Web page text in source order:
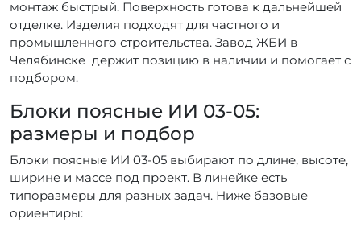
монтаж быстрый. Поверхность готова к дальнейшей
отделке. Изделия подходят для частного и
промышленного строительства. Завод ЖБИ в
Челябинске держит позицию в наличии и помогает с
подбором.
Блоки поясные ИИ 03-05:
размеры и подбор
Блоки поясные ИИ 03-05 выбирают по длине, высоте,
ширине и массе под проект. В линейке есть
типоразмеры для разных задач. Ниже базовые
ориентиры: